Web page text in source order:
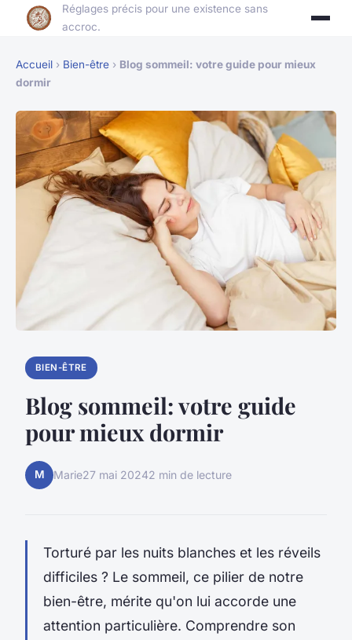
Réglages précis pour une existence sans
accroc.
Accueil › Bien-être › Blog sommeil: votre guide pour mieux
dormir
BIEN-ÊTRE
Blog sommeil: votre guide
pour mieux dormir
M Marie27 mai 20242 min de lecture
Torturé par les nuits blanches et les réveils
difficiles ? Le sommeil, ce pilier de notre
bien-être, mérite qu'on lui accorde une
attention particulière. Comprendre son